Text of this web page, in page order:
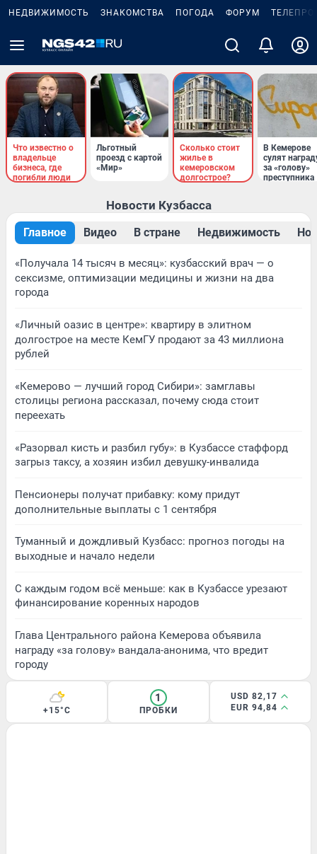
НЕДВИЖИМОСТЬ ЗНАКОМСТВА ПОГОДА ФОРУМ
Что известно о
владельце
бизнеса, где
погибли люди
Льготный
проезд с картой
«Мир»
Сколько стоит
жилье в
кемеровском
долгострое?
В Кемерове
сулят
за «голову»
преступника
Новости Кузбасса
Главное Видео В стране Недвижимость
«Получала 14 тысяч в месяц»: кузбасский врач — о
сексизме, оптимизации медицины и жизни на два
города
«Личный оазис в центре»: квартиру в элитном
долгострое на месте КемГУ продают за 43 миллиона
рублей
«Кемерово — лучший город Сибири»: замглавы
столицы региона рассказал, почему сюда стоит
переехать
«Разорвал кисть и разбил губу»: в Кузбассе стаффорд
загрыз таксу, а хозяин избил девушку-инвалида
Пенсионеры получат прибавку: кому придут
дополнительные выплаты с 1 сентября
Туманный и дождливый Кузбасс: прогноз погоды на
выходные и начало недели
С каждым годом всё меньше: как в Кузбассе урезают
финансирование коренных народов
Глава Центрального района Кемерова объявила
награду «за голову» вандала-анонима, что вредит
городу
+15°C
1
ПРОБКИ
USD 82,17
EUR 94,84